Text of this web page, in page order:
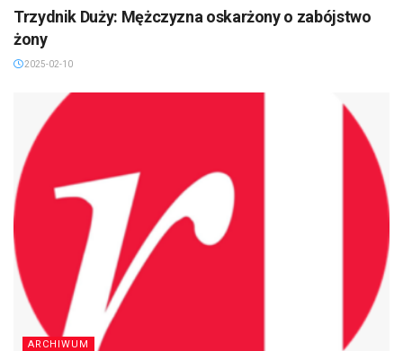
Trzydnik Duży: Mężczyzna oskarżony o zabójstwo
żony
2025-02-10
ARCHIWUM